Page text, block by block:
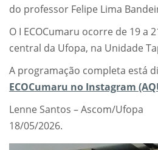
do professor Felipe Lima
O I ECOCumaru ocorre de 19 a
central da Ufopa, na Unidade
A programação completa está
ECOCumaru no Instagram
Lenne Santos – Ascom/Ufopa
18/05/2026.